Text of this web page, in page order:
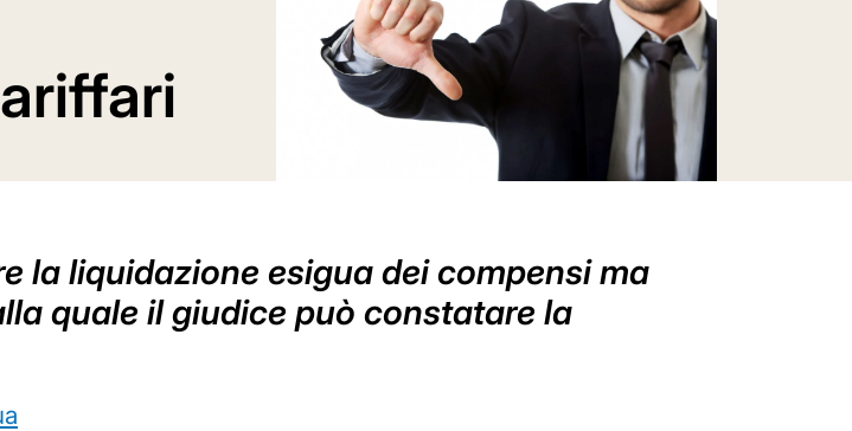
la liquidazione esigua dei compensi ma
quale il giudice può constatare la